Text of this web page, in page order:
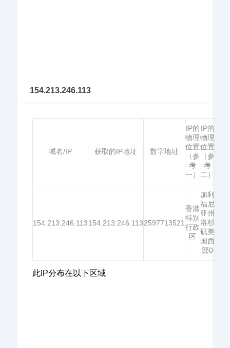
154.213.246.113
域名/IP 获取的IP地址 数字地址
IP的
物理
位置
（参
考
一）
IP的
物理
位置
（参
考
二）
154.213.246.113154.213.246.1132597713521
香港
特别
行政
区
加利
福尼
亚州
洛杉
矶美
国西
部0
此IP分布在以下区域